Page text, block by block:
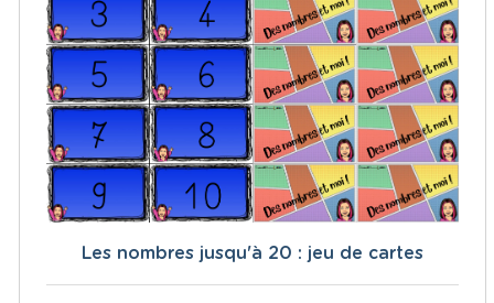
Les nombres jusqu'à 20 : jeu de cartes